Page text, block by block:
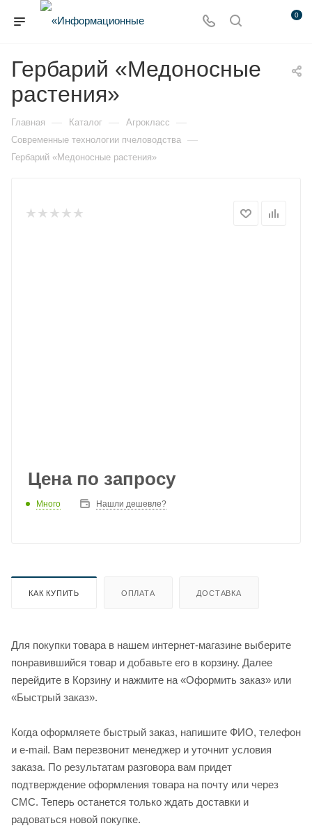
0
Гербарий «Медоносные
растения»
Главная — Каталог — Агрокласс —
Современные технологии пчеловодства —
Гербарий «Медоносные растения»
Цена по запросу
Много Нашли дешевле?
КАК КУПИТЬ ОПЛАТА ДОСТАВКА
Для покупки товара в нашем интернет-магазине выберите
понравившийся товар и добавьте его в корзину. Далее
перейдите в Корзину и нажмите на «Оформить заказ» или
«Быстрый заказ».
Когда оформляете быстрый заказ, напишите ФИО, телефон
и e-mail. Вам перезвонит менеджер и уточнит условия
заказа. По результатам разговора вам придет
подтверждение оформления товара на почту или через
СМС. Теперь останется только ждать доставки и
радоваться новой покупке.